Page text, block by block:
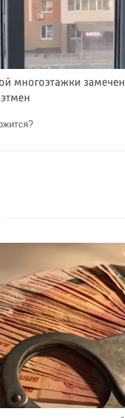
многоэтажки замечен